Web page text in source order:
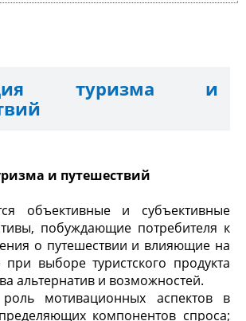
туризма и
и путешествий
объективные и субъективные
побуждающие потребителя к
о путешествии и влияющие на
выборе туристского продукта
альтернатив и возможностей.
роль мотивационных аспектов в
компонентов спроса;